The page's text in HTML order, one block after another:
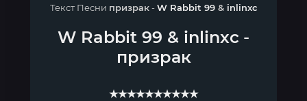
Текст Песни призрак-W Rabbit 99& inlinxc
W Rabbit 99 & inlinxc -
призрак
★★★★★★★★★★